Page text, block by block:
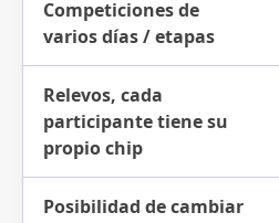
Competiciones de
varios días / etapas
Relevos, cada
participante tiene su
propio chip
Posibilidad de cambiar